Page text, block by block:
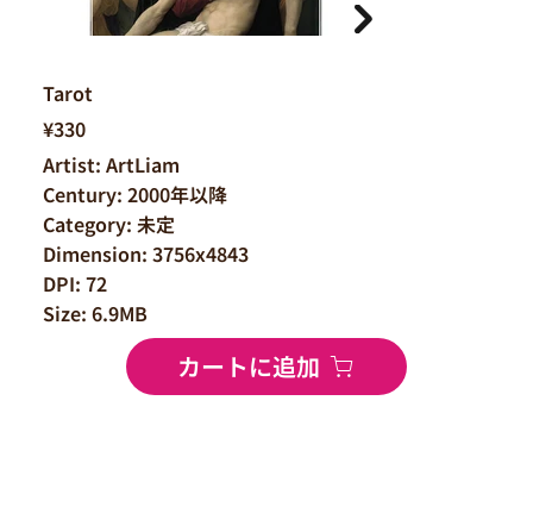
¥330
Artist: ArtLiam
Century: 2000年以降
Category: 未定
Dimension: 3756x4843
DPI: 72
Size: 6.9MB
カートに追加
Tarot